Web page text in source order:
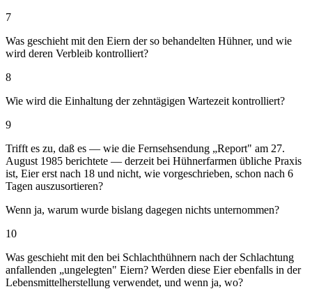
7
Was geschieht mit den Eiern der so behandelten Hühner, und wie
wird deren Verbleib kontrolliert?
8
Wie wird die Einhaltung der zehntägigen Wartezeit kontrolliert?
9
Trifft es zu, daß es — wie die Fernsehsendung „Report" am 27.
August 1985 berichtete — derzeit bei Hühnerfarmen übliche Praxis
ist, Eier erst nach 18 und nicht, wie vorgeschrieben, schon nach 6
Tagen auszusortieren?
Wenn ja, warum wurde bislang dagegen nichts unternommen?
10
Was geschieht mit den bei Schlachthühnern nach der Schlachtung
anfallenden „ungelegten" Eiern? Werden diese Eier ebenfalls in der
Lebensmittelherstellung verwendet, und wenn ja, wo?